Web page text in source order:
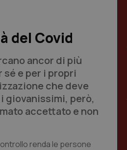
del Covid
ancor di più
e per i propri
che deve
giovanissimi, però,
accettato e non
renda le persone